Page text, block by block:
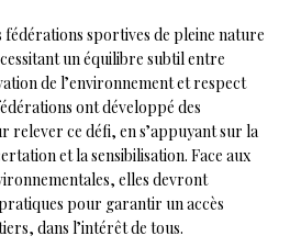
fédérations sportives de pleine nature
un équilibre subtil entre
de l’environnement et respect
ont développé des
relever ce défi, en s’appuyant sur la
et la sensibilisation. Face aux
elles devront
pour garantir un accès
dans l’intérêt de tous.